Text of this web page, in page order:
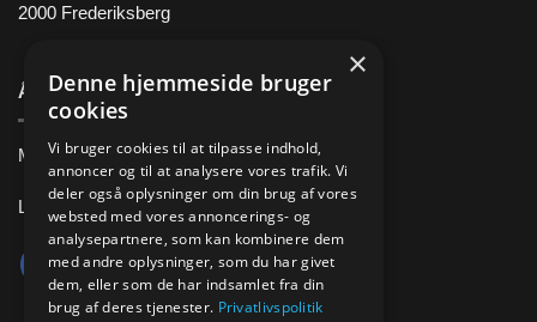
2000 Frederiksberg
Åbningstider
Man-Fre 11.00 – 18.00
Lørdag 10.00 – 14.00
×
Denne hjemmeside bruger
cookies
Vi bruger cookies til at tilpasse indhold,
annoncer og til at analysere vores trafik. Vi
deler også oplysninger om din brug af vores
websted med vores annoncerings- og
analysepartnere, som kan kombinere dem
med andre oplysninger, som du har givet
dem, eller som de har indsamlet fra din
brug af deres tjenester. Privatlivspolitik